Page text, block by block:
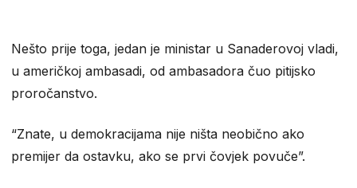
Nešto prije toga, jedan je ministar u Sanaderovoj vladi,
u američkoj ambasadi, od ambasadora čuo pitijsko
proročanstvo.
“Znate, u demokracijama nije ništa neobično ako
premijer da ostavku, ako se prvi čovjek povuče”.